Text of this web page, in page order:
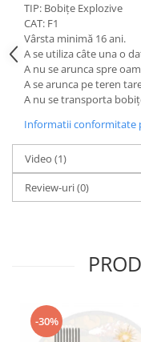
TIP: Bobițe Explozive
CAT: F1
Vârsta minimă 16 ani.
A se utiliza câte una o
A nu se arunca spre
A se arunca pe teren
A nu se transporta
Informatii conformitate
Video (1)
Review-uri(0)
-30%